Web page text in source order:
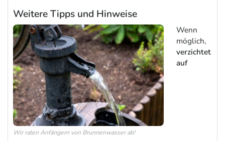
Weitere Tipps und Hinweise
Wir raten Anfängern von Brunnenwasser ab!
Wenn
möglich,
verzichtet
auf